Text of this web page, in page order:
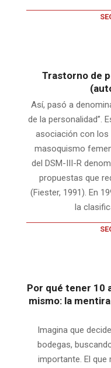
Trastorno de
Así, pasó a
de la personalidad”.
asociación con
masoquismo
del DSM-III-R
propuestas que
(Fiester, 1991). En
la
Por qué tener 10
mismo: la
Imagina que
bodegas,
importante. El que